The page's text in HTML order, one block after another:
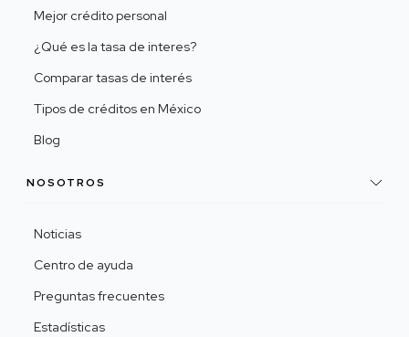
Mejor crédito personal
¿Qué es la tasa de interes?
Comparar tasas de interés
Tipos de créditos en México
Blog
NOSOTROS
Noticias
Centro de ayuda
Preguntas frecuentes
Estadísticas